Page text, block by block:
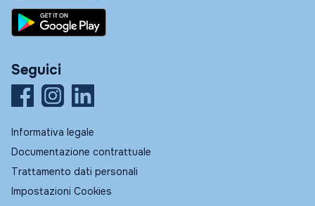
Seguici
Informativa legale
Documentazione contrattuale
Trattamento dati personali
Impostazioni Cookies